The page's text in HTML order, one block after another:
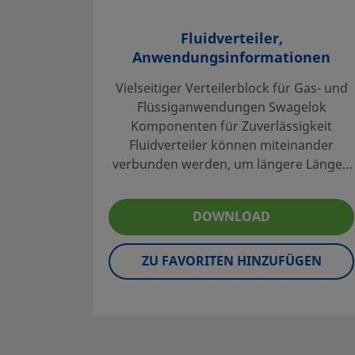
Fluidverteiler,
Anwendungsinformationen
Vielseitiger Verteilerblock für Gas- und
Flüssiganwendungen Swagelok
Komponenten für Zuverlässigkeit
Fluidverteiler können miteinander
verbunden werden, um längere Längen
DOWNLOAD
ZU FAVORITEN HINZUFÜGEN